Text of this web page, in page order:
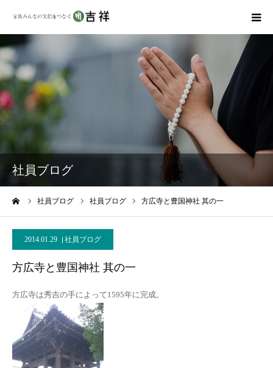
社員ブログ
社員ブログ 社員ブログ 方広寺と豊国神社 其の一
2014.01.29 社員ブログ
方広寺と豊国神社 其の一
方広寺は秀吉の手によって1595年に完成。
商品ラインナップ
墓地・霊園を探す
吉祥の特徴